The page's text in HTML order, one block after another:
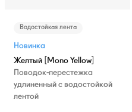
Водостойкая лента
Новинка
Желтый [Mono Yellow]
Поводок-перестежка
удлиненный с водостойкой
лентой